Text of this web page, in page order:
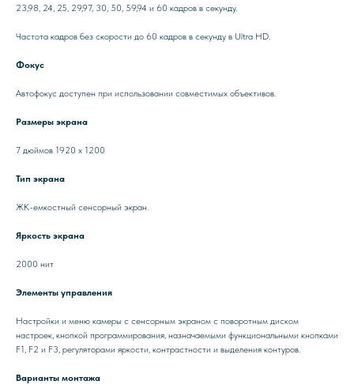
23,98, 24, 25, 29,97, 30, 50, 59,94 и 60 кадров в секунду.
Частота кадров без скорости до 60 кадров в секунду в Ultra HD.
Фокус
Автофокус доступен при использовании совместимых объективов.
Размеры экрана
7 дюймов 1920 х 1200
Тип экрана
ЖК-емкостный сенсорный экран.
Яркость экрана
2000 нит
Элементы управления
Настройки и меню камеры с сенсорным экраном с поворотным диском
настроек, кнопкой программирования, назначаемыми функциональными кнопками
F1, F2 и F3, регуляторами яркости, контрастности и выделения контуров.
Варианты монтажа